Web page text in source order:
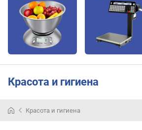
Красота и гигиена
Красота и гигиена